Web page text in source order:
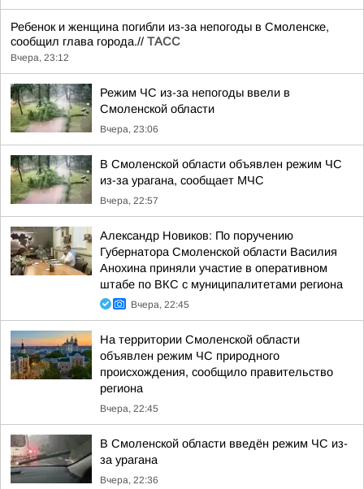
Ребенок и женщина погибли из-за непогоды в Смоленске,
сообщил глава города.// ТАСС
Вчера, 23:12
Режим ЧС из-за непогоды ввели в
Смоленской области
Вчера, 23:06
В Смоленской области объявлен режим ЧС
из-за урагана, сообщает МЧС
Вчера, 22:57
Александр Новиков: По поручению
Губернатора Смоленской области Василия
Анохина приняли участие в оперативном
штабе по ВКС с муниципалитетами региона
Вчера, 22:45
На территории Смоленской области
объявлен режим ЧС природного
происхождения, сообщило правительство
региона
Вчера, 22:45
В Смоленской области введён режим ЧС из-
за урагана
Вчера, 22:36